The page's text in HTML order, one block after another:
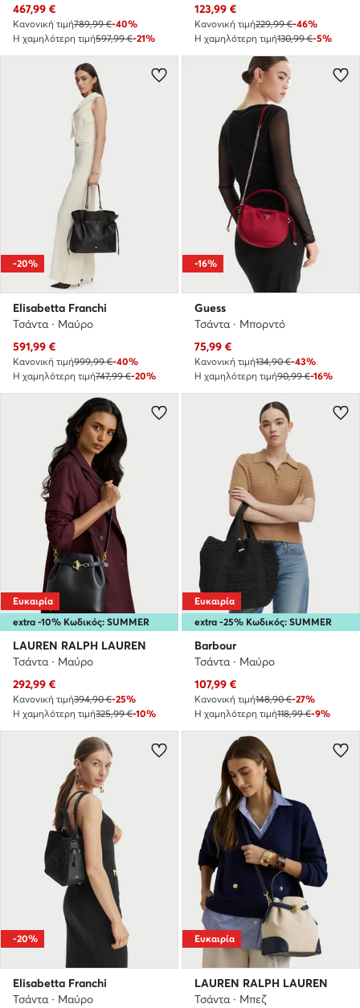
Τρέχουσα τιμή
467,99 €
Κανονική τιμή789,99 €-40%
Η χαμηλότερη τιμή597,99 €-21%
Τρέχουσα τιμή
123,99 €
Κανονική τιμή229,99 €-46%
Η χαμηλότερη τιμή130,99 €-5%
-20%
Elisabetta Franchi
Τσάντα · Μαύρο
Τρέχουσα τιμή
591,99 €
Κανονική τιμή999,99 €-40%
Η χαμηλότερη τιμή747,99 €-20%
-16%
Guess
Τσάντα · Μπορντό
Τρέχουσα τιμή
75,99 €
Κανονική τιμή134,90 €-43%
Η χαμηλότερη τιμή90,99 €-16%
extra -10% Κωδικός: SUMMER
Ευκαιρία
LAUREN RALPH LAUREN
Τσάντα · Μαύρο
Τρέχουσα τιμή
292,99 €
Κανονική τιμή394,90 €-25%
Η χαμηλότερη τιμή325,99 €-10%
extra -25% Κωδικός: SUMMER
Ευκαιρία
Barbour
Τσάντα · Μαύρο
Τρέχουσα τιμή
107,99 €
Κανονική τιμή148,90 €-27%
Η χαμηλότερη τιμή118,99 €-9%
-20%
Elisabetta Franchi
Τσάντα · Μαύρο
Ευκαιρία
LAUREN RALPH LAUREN
Τσάντα · Μπεζ